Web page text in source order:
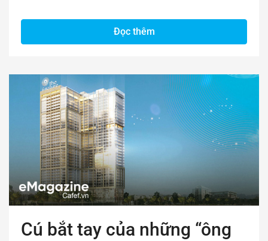
Đọc thêm
Cú bắt tay của những “ông